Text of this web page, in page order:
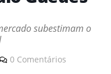
subestimam o
0 Comentários